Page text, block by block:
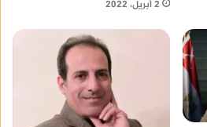
2 أبريل، 2022